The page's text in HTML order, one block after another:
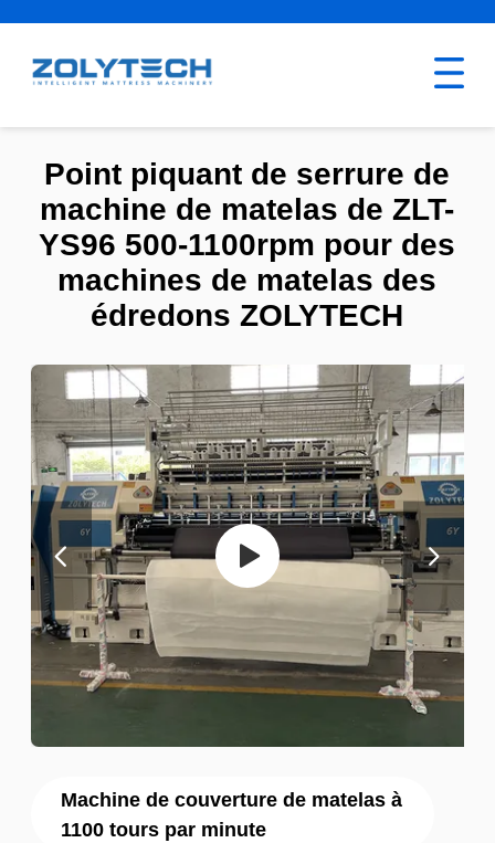
Machine de couverture de matelas à
1100 tours par minute
Point piquant de serrure de
machine de matelas de ZLT-
YS96 500-1100rpm pour des
machines de matelas des
édredons ZOLYTECH